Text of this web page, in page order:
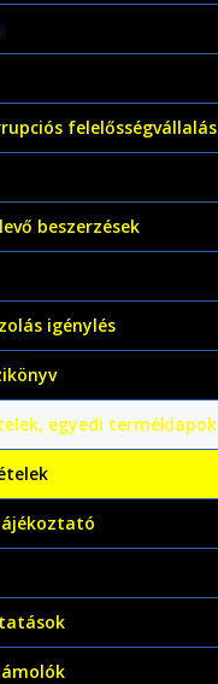
felelősségvállalás
beszerzések
igénylés
egyedi terméklapok